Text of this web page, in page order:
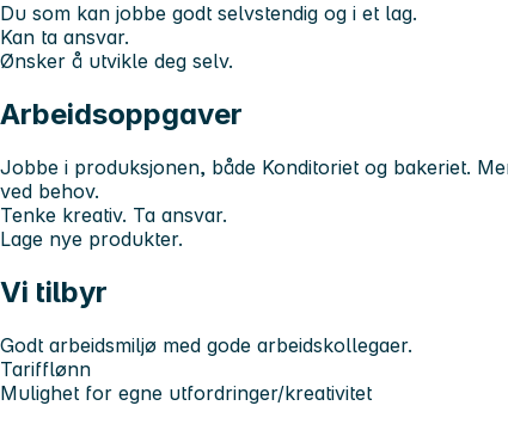
Du som kan jobbe godt selvstendig og i et lag.
Kan ta ansvar.
Ønsker å utvikle deg selv.
Arbeidsoppgaver
Jobbe i produksjonen, både Konditoriet og bakeriet.
ved behov.
Tenke kreativ. Ta ansvar.
Lage nye produkter.
Vi tilbyr
Godt arbeidsmiljø med gode arbeidskollegaer.
Tarifflønn
Mulighet for egne utfordringer/kreativitet